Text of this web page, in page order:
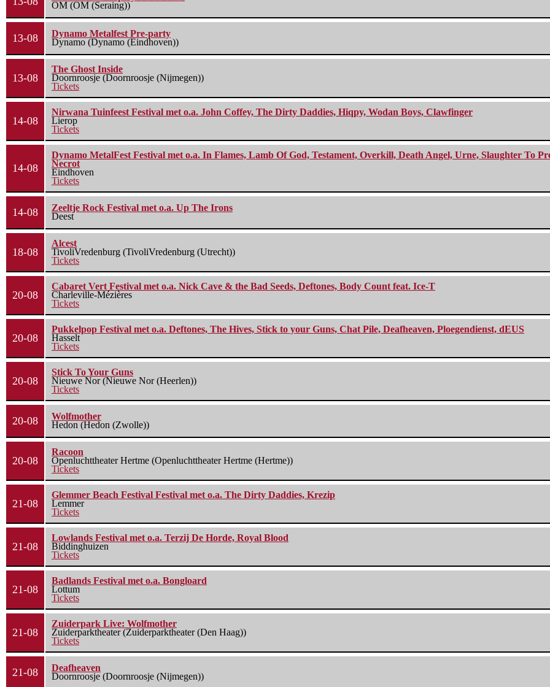
OM (OM (Seraing))
13-08
Dynamo Metalfest Pre-party
Dynamo (Dynamo (Eindhoven))
13-08
The Ghost Inside
Doornroosje (Doornroosje (Nijmegen))
Tickets
14-08
Nirwana Tuinfeest Festival met o.a. John Coffey, The Dirty Daddies, Hiqpy, Wodan Boys, Clawfinger
Lierop
Tickets
14-08
Dynamo MetalFest Festival met o.a. In Flames, Lamb Of God, Testament, Overkill, Death Angel, Urne, Slaughter To
Necrot
Eindhoven
Tickets
14-08
Zeeltje Rock Festival met o.a. Up The Irons
Deest
18-08
Alcest
TivoliVredenburg (TivoliVredenburg (Utrecht))
Tickets
20-08
Cabaret Vert Festival met o.a. Nick Cave & the Bad Seeds, Deftones, Body Count feat. Ice-T
Charleville-Mézières
Tickets
20-08
Pukkelpop Festival met o.a. Deftones, The Hives, Stick to your Guns, Chat Pile, Deafheaven, Ploegendienst, dEUS
Hasselt
Tickets
20-08
Stick To Your Guns
Nieuwe Nor (Nieuwe Nor (Heerlen))
Tickets
20-08
Wolfmother
Hedon (Hedon (Zwolle))
20-08
Racoon
Openluchttheater Hertme (Openluchttheater Hertme (Hertme))
Tickets
21-08
Glemmer Beach Festival Festival met o.a. The Dirty Daddies, Krezip
Lemmer
Tickets
21-08
Lowlands Festival met o.a. Terzij De Horde, Royal Blood
Biddinghuizen
Tickets
21-08
Badlands Festival met o.a. Bongloard
Lottum
Tickets
21-08
Zuiderpark Live: Wolfmother
Zuiderparktheater (Zuiderparktheater (Den Haag))
Tickets
21-08
Deafheaven
Doornroosje (Doornroosje (Nijmegen))